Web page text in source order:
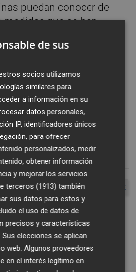
puedan conocer de
medidas que se han
ellas a paliar los
sanitaria del coronavirus
y los servicios
según concluye la
de los tres partidos que
de gobierno (Compromís
los otros dos).
DE CASTELLÓ
PSPV-PSOE
de sus
socios utilizamos
similares para
a información en su
datos personales,
IP, identificadores únicos
para ofrecer
personalizados, medir
obtener información
y mejorar los servicios.
terceros (1913) también
sus datos para estos y
el uso de datos de
precisos y características
Sus elecciones se aplican
web. Algunos proveedores
en el interés legítimo en